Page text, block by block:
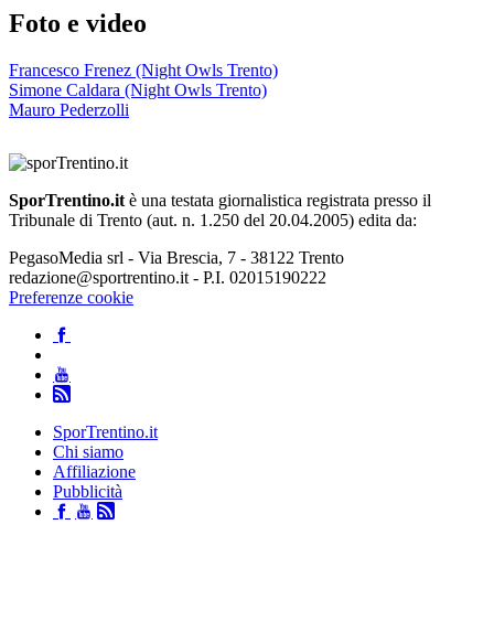
Foto e video
Francesco Frenez (Night Owls Trento)
Simone Caldara (Night Owls Trento)
Mauro Pederzolli
SporTrentino.it è una testata giornalistica registrata presso il
Tribunale di Trento (aut. n. 1.250 del 20.04.2005) edita da:
PegasoMedia srl - Via Brescia, 7 - 38122 Trento
redazione@sportrentino.it - P.I. 02015190222
Preferenze cookie
SporTrentino.it
Chi siamo
Affiliazione
Pubblicità